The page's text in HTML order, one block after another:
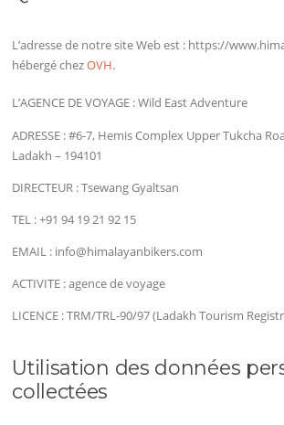
L’adresse de notre site Web est : https://
hébergé chezOVH.
L’AGENCE DE VOYAGE : Wild East Adventure
ADRESSE :#6-7, Hemis Complex Upper Tukcha
Ladakh – 194101
DIRECTEUR : Tsewang Gyaltsan
TEL : +91 94 19 21 92 15
EMAIL : info@himalayanbikers.com
ACTIVITE : agence de voyage
LICENCE : TRM/TRL-90/97 (Ladakh Tourism
Utilisation des données
collectées